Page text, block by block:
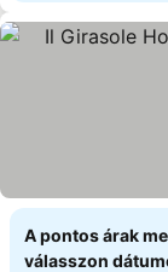
A pontos árak
válasszon